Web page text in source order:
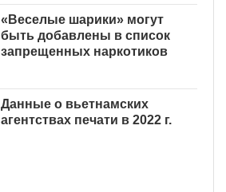
«Веселые шарики» могут
быть добавлены в список
запрещенных наркотиков
Данные о вьетнамских
агентствах печати в 2022 г.